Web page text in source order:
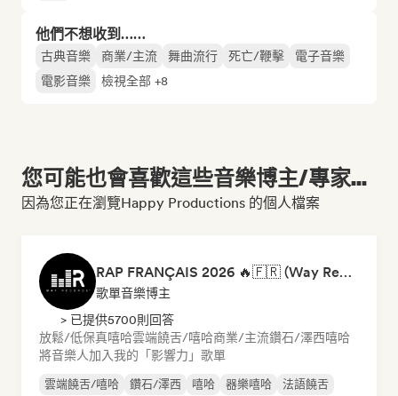
他們不想收到……
古典音樂 商業/主流 舞曲流行 死亡/鞭擊
電子音樂
電影音樂
檢視全部 +8
您可能也會喜歡這些音樂博主/專家...
因為您正在瀏覽Happy Productions 的個人檔案
RAP FRANÇAIS 2026 🔥🇫🇷 (Way Records)
歌單音樂博主
> 已提供5700則回答
放鬆/低保真嘻哈雲端饒舌/嘻哈商業/主流鑽石/澤西嘻哈
將音樂人加入我的「影響力」歌單
雲端饒舌/嘻哈 鑽石/澤西 嘻哈 器樂嘻哈 法語饒舌